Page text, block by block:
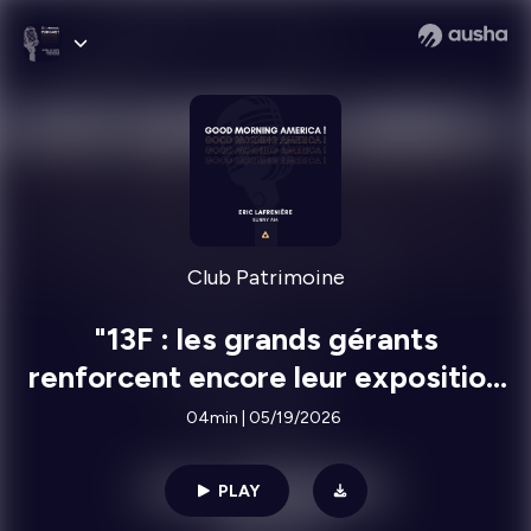
Club Patrimoine
"13F : les grands gérants
renforcent encore leur exposition
à la tech américaine" Eric
04min | 05/19/2026
PLAY